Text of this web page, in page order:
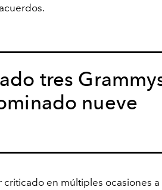
tres
nueve
criticado en múltiples ocasiones a